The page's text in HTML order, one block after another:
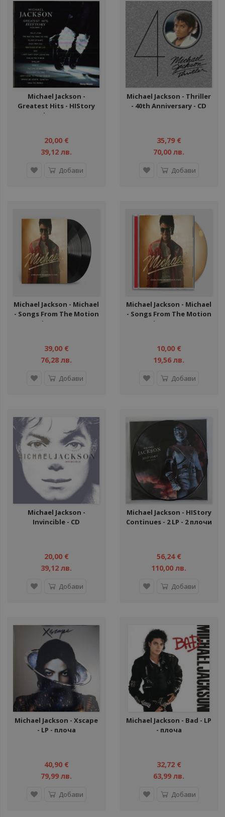
Michael Jackson -
Greatest Hits - HIStory
Volume I - CD
20,00 €
39,12 лв.
Добави
Michael Jackson - Thriller
- 40th Anniversary - CD
35,79 €
70,00 лв.
Добави
Michael Jackson - Michael
- Songs From The Motion
Picture - LP
39,00 €
76,28 лв.
Добави
Michael Jackson - Michael
- Songs From The Motion
Picture - CD
10,00 €
19,56 лв.
Добави
Michael Jackson -
Invincible - CD
20,00 €
39,12 лв.
Добави
Michael Jackson - HIStory
Continues - 2 LP - 2 плочи
56,24 €
110,00 лв.
Добави
Michael Jackson - Xscape
- LP - плоча
40,90 €
79,99 лв.
Добави
Michael Jackson - Bad - LP
- плоча
32,72 €
63,99 лв.
Добави